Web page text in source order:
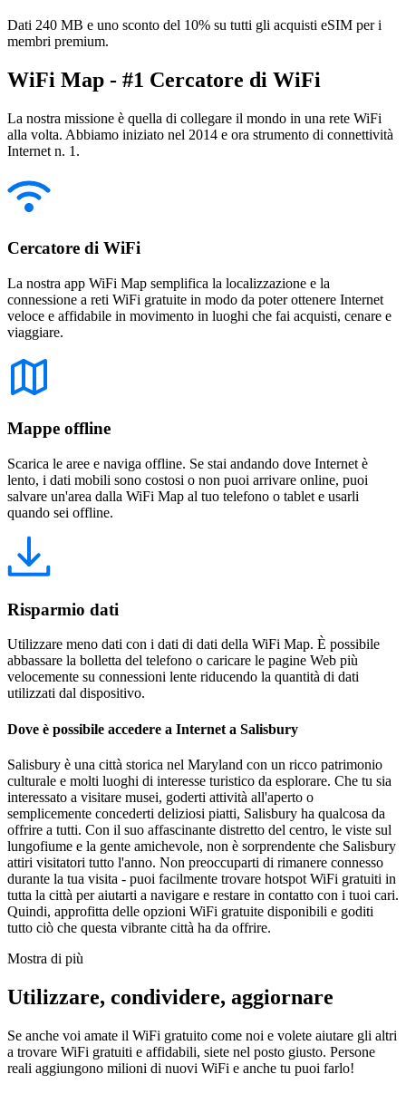
Dati 240 MB e uno sconto del 10% su tutti gli acquisti eSIM per i
membri premium.
WiFi Map - #1 Cercatore di WiFi
La nostra missione è quella di collegare il mondo in una rete WiFi
alla volta. Abbiamo iniziato nel 2014 e ora strumento di connettività
Internet n. 1.
Cercatore di WiFi
La nostra app WiFi Map semplifica la localizzazione e la
connessione a reti WiFi gratuite in modo da poter ottenere Internet
veloce e affidabile in movimento in luoghi che fai acquisti, cenare e
viaggiare.
Mappe offline
Scarica le aree e naviga offline. Se stai andando dove Internet è
lento, i dati mobili sono costosi o non puoi arrivare online, puoi
salvare un'area dalla WiFi Map al tuo telefono o tablet e usarli
quando sei offline.
Risparmio dati
Utilizzare meno dati con i dati di dati della WiFi Map. È possibile
abbassare la bolletta del telefono o caricare le pagine Web più
velocemente su connessioni lente riducendo la quantità di dati
utilizzati dal dispositivo.
Dove è possibile accedere a Internet a Salisbury
Salisbury è una città storica nel Maryland con un ricco patrimonio
culturale e molti luoghi di interesse turistico da esplorare. Che tu sia
interessato a visitare musei, goderti attività all'aperto o
semplicemente concederti deliziosi piatti, Salisbury ha qualcosa da
offrire a tutti. Con il suo affascinante distretto del centro, le viste sul
lungofiume e la gente amichevole, non è sorprendente che Salisbury
attiri visitatori tutto l'anno. Non preoccuparti di rimanere connesso
durante la tua visita - puoi facilmente trovare hotspot WiFi gratuiti in
tutta la città per aiutarti a navigare e restare in contatto con i tuoi cari.
Quindi, approfitta delle opzioni WiFi gratuite disponibili e goditi
tutto ciò che questa vibrante città ha da offrire.
Mostra di più
Utilizzare, condividere, aggiornare
Se anche voi amate il WiFi gratuito come noi e volete aiutare gli altri
a trovare WiFi gratuiti e affidabili, siete nel posto giusto. Persone
reali aggiungono milioni di nuovi WiFi e anche tu puoi farlo!